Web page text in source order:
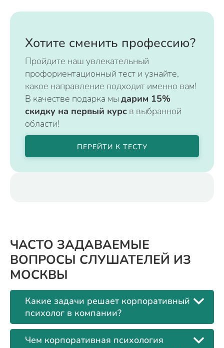
Хотите сменить профессию?
Пройдите наш увлекательный
профориентационный тест и узнайте,
какое направление подходит именно вам!
В качестве подарка мы дарим 15%
скидку на первый курс в выбранной
области!
ПЕРЕЙТИ К ТЕСТУ
ЧАСТО ЗАДАВАЕМЫЕ
ВОПРОСЫ СЛУШАТЕЛЕЙ ИЗ
МОСКВЫ
Какие задачи решает корпоративный
психолог в компании?
Чем корпоративная психология